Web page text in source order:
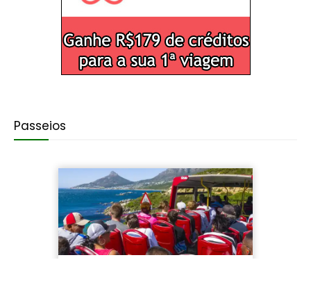
Passeios